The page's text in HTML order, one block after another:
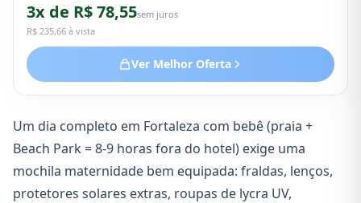
múltiplos compartimentos, alças ergonômicas e material
resistente. Perfeita para organizar itens do bebê em
passeios, viagens e dia a dia.
3x de R$ 78,55sem juros
R$ 235,66 à vista
Ver Melhor Oferta
Um dia completo em Fortaleza com bebê (praia +
Beach Park = 8-9 horas fora do hotel) exige uma
mochila maternidade bem equipada: fraldas, lenços,
protetores solares extras, roupas de lycra UV,